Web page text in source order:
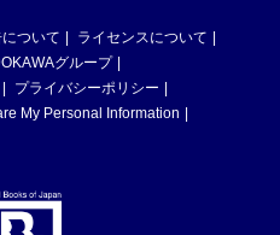
ついて
ライセンスについて
グループ
プライバシーポリシー
My Personal Information